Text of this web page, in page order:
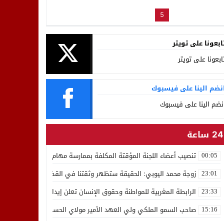
5
على تويتر
على تويتر
الينا على فيسبوك
الينا على فيسبوك
24 ساعة
00:05 تنصيب أعضاء اللجنة المؤقتة المكلفة بممارسة مهام المجلس الوطني
23:01 زوجة محمد اليوبي: الحقيقة ستظهر وثقتنا في القضاء ثابتة
23:33 الرابطة المغربية للمواطنة وحقوق الإنسان تعلن إيداع رئيسها
15:16 صاحب السمو الملكي ولي العهد الأمير مولاي الحسن يدشن “برج